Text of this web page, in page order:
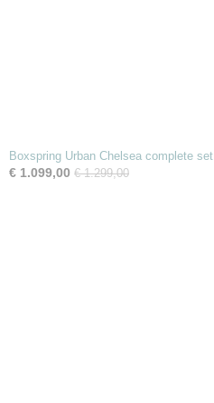
Boxspring Urban Chelsea complete set
€ 1.099,00 € 1.299,00